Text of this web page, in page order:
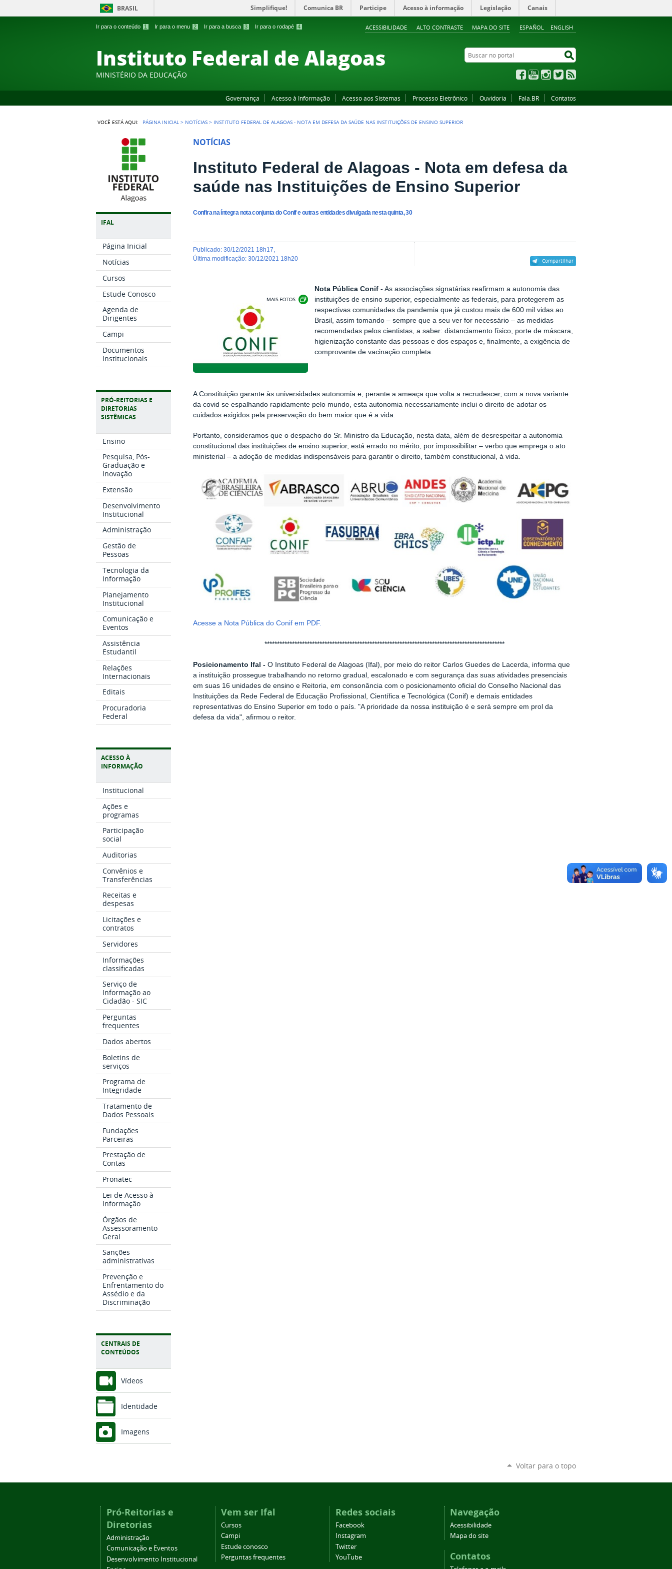
Ir para o conteúdo 1 Ir para o menu 2 Ir para a busca 3 Ir para o rodapé 4 ESPAÑOL ENGLISH
ACESSIBILIDADE ALTO CONTRASTE MAPA DO SITE
BRASIL Simplifique! Comunica BR Participe Acesso à informação Legislação Canais
Instituto Federal de Alagoas
MINISTÉRIO DA EDUCAÇÃO
Buscar no portal
FacebookYouTubeInstagram
Twitter
Governança Acesso à Informação Acesso aos Sistemas Processo Eletrônico Ouvidoria Fala.BR Contatos
VOCÊ ESTÁ AQUI: PÁGINA INICIAL > NOTÍCIAS > INSTITUTO FEDERAL DE ALAGOAS - NOTA EM DEFESA DA SAÚDE NAS INSTITUIÇÕES DE ENSINO SUPERIOR
IFAL
Página Inicial
Notícias
Cursos
Estude Conosco
Agenda de
Dirigentes
Campi
Documentos
Institucionais
PRÓ-REITORIAS E
DIRETORIAS
SISTÊMICAS
Ensino
Pesquisa, Pós-
Graduação e
Inovação
Extensão
Desenvolvimento
Institucional
Administração
Gestão de
Pessoas
Tecnologia da
Informação
Planejamento
Institucional
Comunicação e
Eventos
Assistência
Estudantil
Relações
Internacionais
Editais
Procuradoria
Federal
ACESSO À
INFORMAÇÃO
Institucional
Ações e
programas
Participação
social
Auditorias
Convênios e
Transferências
Receitas e
despesas
Licitações e
contratos
Servidores
Informações
classificadas
Serviço de
Informação ao
Cidadão - SIC
Perguntas
frequentes
Dados abertos
Boletins de
serviços
Programa de
Integridade
Tratamento de
Dados Pessoais
Fundações
Parceiras
Prestação de
Contas
Pronatec
Lei de Acesso à
Informação
Órgãos de
Assessoramento
Geral
Sanções
administrativas
Prevenção e
Enfrentamento do
Assédio e da
Discriminação
CENTRAIS DE
CONTEÚDOS
Vídeos
Identidade
Imagens
NOTÍCIAS
Instituto Federal de Alagoas - Nota em defesa da
saúde nas Instituições de Ensino Superior
Confira na íntegra nota conjunta do Conif e outras entidades divulgada nesta quinta, 30
Compartilhar
publicado:30/12/2021 18h17
última modificação:30/12/2021 18h20
Exibir carrossel de imagens
Nota Pública Conif -As associações signatárias reafirmam a autonomia das
instituições de ensino superior, especialmente as federais, para protegerem as
respectivas comunidades da pandemia que já custou mais de 600 mil vidas ao
Brasil, assim tomando – sempre que a seu ver for necessário – as medidas
recomendadas pelos cientistas, a saber: distanciamento físico, porte de máscara,
higienização constante das pessoas e dos espaços e, finalmente, a exigência de
comprovante de vacinação completa.
A Constituição garante às universidades autonomia e, perante a ameaça que volta a recrudescer, com a nova variante
da covid se espalhando rapidamente pelo mundo, esta autonomia necessariamente inclui o direito de adotar os
cuidados exigidos pela preservação do bem maior que é a vida.
Portanto, consideramos que o despacho do Sr. Ministro da Educação, nesta data, além de desrespeitar a autonomia
constitucional das instituições de ensino superior, está errado no mérito, por impossibilitar – verbo que emprega o ato
ministerial – a adoção de medidas indispensáveis para garantir o direito, também constitucional, à vida.
Acesse a Nota Pública do Conif em PDF.
************************************************************************************************
Posicionamento Ifal - O Instituto Federal de Alagoas (Ifal), por meio do reitor Carlos Guedes de Lacerda, informa que
a instituição prossegue trabalhando no retorno gradual, escalonado e com segurança das suas atividades presenciais
em suas 16 unidades de ensino e Reitoria, em consonância com o posicionamento oficial do Conselho Nacional das
Instituições da Rede Federal de Educação Profissional, Científica e Tecnológica (Conif) e demais entidades
representativas do Ensino Superior em todo o país. "A prioridade da nossa instituição é e será sempre em prol da
defesa da vida", afirmou o reitor.
Voltar para o topo
Pró-Reitorias e
Diretorias
Administração
Comunicação e Eventos
Desenvolvimento Institucional
Vem ser Ifal
Cursos
Campi
Estude conosco
Perguntas frequentes
Redes sociais
Facebook
Instagram
Twitter
YouTube
Navegação
Acessibilidade
Mapa do site
Contatos